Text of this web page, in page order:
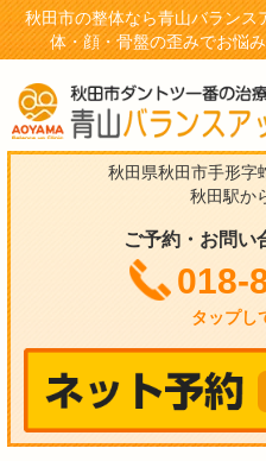
秋田市の整体なら青山バランス
体・顔・骨盤の歪みでお悩
秋田県秋田市手形字
秋田駅か
ご予約・お問い
018-
タップし